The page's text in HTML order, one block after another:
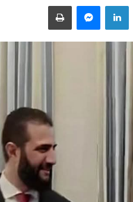
لينكدإن ماسنجر طباعة